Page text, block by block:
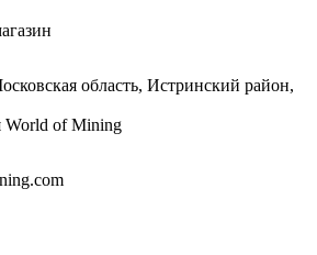
область, Истринский район,
World of Mining